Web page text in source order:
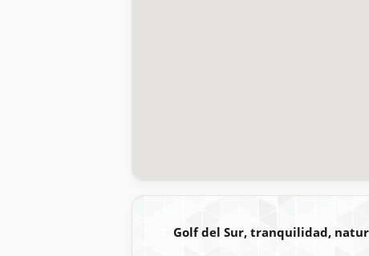
Golf del Sur, tranquilidad,